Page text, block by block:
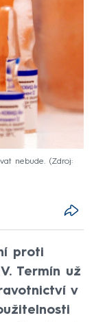
nebude.
Zdroj:
proti
Termín už
v